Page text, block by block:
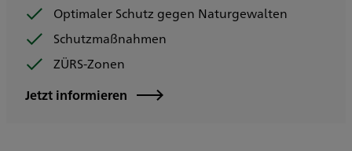
Optimaler Schutz gegen Naturgewalten
Schutzmaßnahmen
ZÜRS-Zonen
Jetzt informieren